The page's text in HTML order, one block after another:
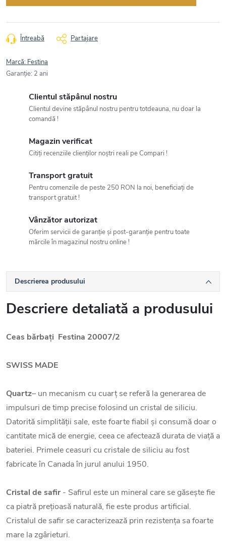
Întreabă Partajare
Marcă: Festina
Garanţie: 2 ani
Clientul stăpânul nostru
Clientul devine stăpânul nostru pentru totdeauna, nu doar la
comandă !
Magazin verificat
Citiți recenziile clienților noștri reali pe Compari !
Transport gratuit
Pentru comenzile de peste 250 RON la noi, beneficiați de
transport gratuit !
Vânzător autorizat
Oferim servicii de garanție și post-garanție pentru toate
mărcile în magazinul nostru online !
Descrierea produsului
Descriere detaliată a produsului
Ceas bărbați Festina 20007/2
SWISS MADE
Quartz– un mecanism cu cuarț se referă la generarea de
impulsuri de timp precise folosind un cristal de siliciu.
Datorită simplității sale, este foarte fiabil și consumă doar o
cantitate mică de energie, ceea ce afectează durata de viață a
bateriei. Primele ceasuri cu cristale de siliciu au fost
fabricate în Canada în jurul anului 1950.
Cristal de safir - Safirul este un mineral care se găsește fie
ca piatră prețioasă naturală, fie este produs artificial.
Cristalul de safir se caracterizează prin rezistența sa foarte
mare la zgârieturi.